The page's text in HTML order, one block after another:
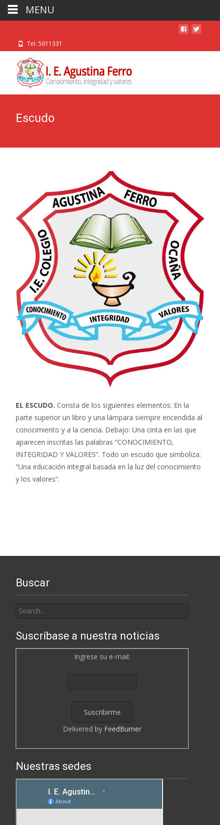
Tel: 5611331
Escudo
EL ESCUDO. Consta de los siguientes elementos: En la
parte superior un libro y una lámpara siempre encendida al
conocimiento y a la ciencia. Debajo: Una cinta en las que
aparecen inscritas las palabras “CONOCIMIENTO,
INTEGRIDAD Y VALORES”. Todo un escudo que simboliza:
“Una educación integral basada en la luz del conocimiento
y los valores”.
Buscar
for:
Suscríbase a nuestra noticias
Ingrese su e-mail:
Delivered by FeedBurner
Nuestras sedes
MENU